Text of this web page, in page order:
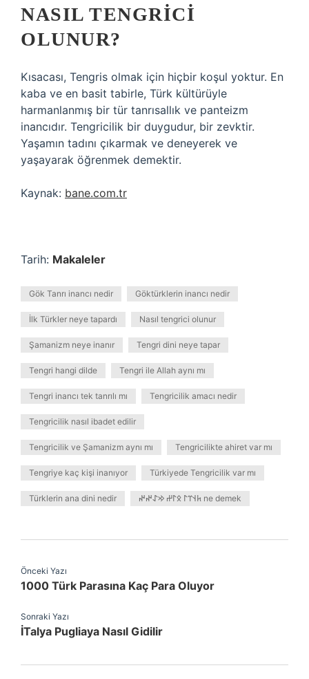
NASIL TENGRICI
OLUNUR?
Kısacası, Tengris olmak için hiçbir koşul yoktur. En
kaba ve en basit tabirle, Türk kültürüyle
harmanlanmış bir tür tanrısallık ve panteizm
inancıdır. Tengricilik bir duygudur, bir zevktir.
Yaşamın tadını çıkarmak ve deneyerek ve
yaşayarak öğrenmek demektir.
Kaynak: bane.com.tr
Tarih: Makaleler
Gök Tanrı inancı nedir Göktürklerin inancı nedir
İlk Türkler neye tapardı Nasıl tengrici olunur
Şamanizm neye inanır Tengri dini neye tapar
Tengri hangi dilde Tengri ile Allah aynı mı
Tengri inancı tek tanrılı mı Tengricilik amacı nedir
Tengricilik nasıl ibadet edilir
Tengricilik ve Şamanizm aynı mı Tengricilikte ahiret var mı
Tengriye kaç kişi inanıyor Türkiyede Tengricilik var mı
Türklerin ana dini nedir 𐱅𐰭𐰼𐰃 𐰋𐰃𐰔 𐰢𐰀𐰤𐰤 ne demek
Önceki Yazı
1000 Türk Parasına Kaç Para Oluyor
Sonraki Yazı
İTalya Pugliaya Nasıl Gidilir